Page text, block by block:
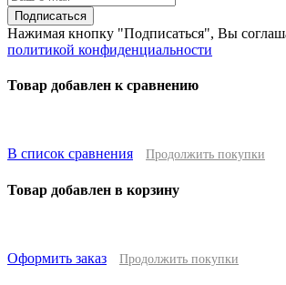
Подписаться
Нажимая кнопку "Подписаться", Вы
политикой конфиденциальности
Товар добавлен к сравнению
В список сравнения Продолжить покупки
Товар добавлен в корзину
Оформить заказ Продолжить покупки